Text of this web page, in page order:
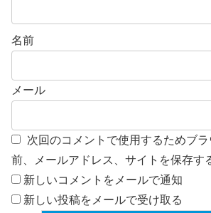
名前
メール
次回のコメントで使用するためブ
前、メールアドレス、サイトを保存す
新しいコメントをメールで通知
新しい投稿をメールで受け取る